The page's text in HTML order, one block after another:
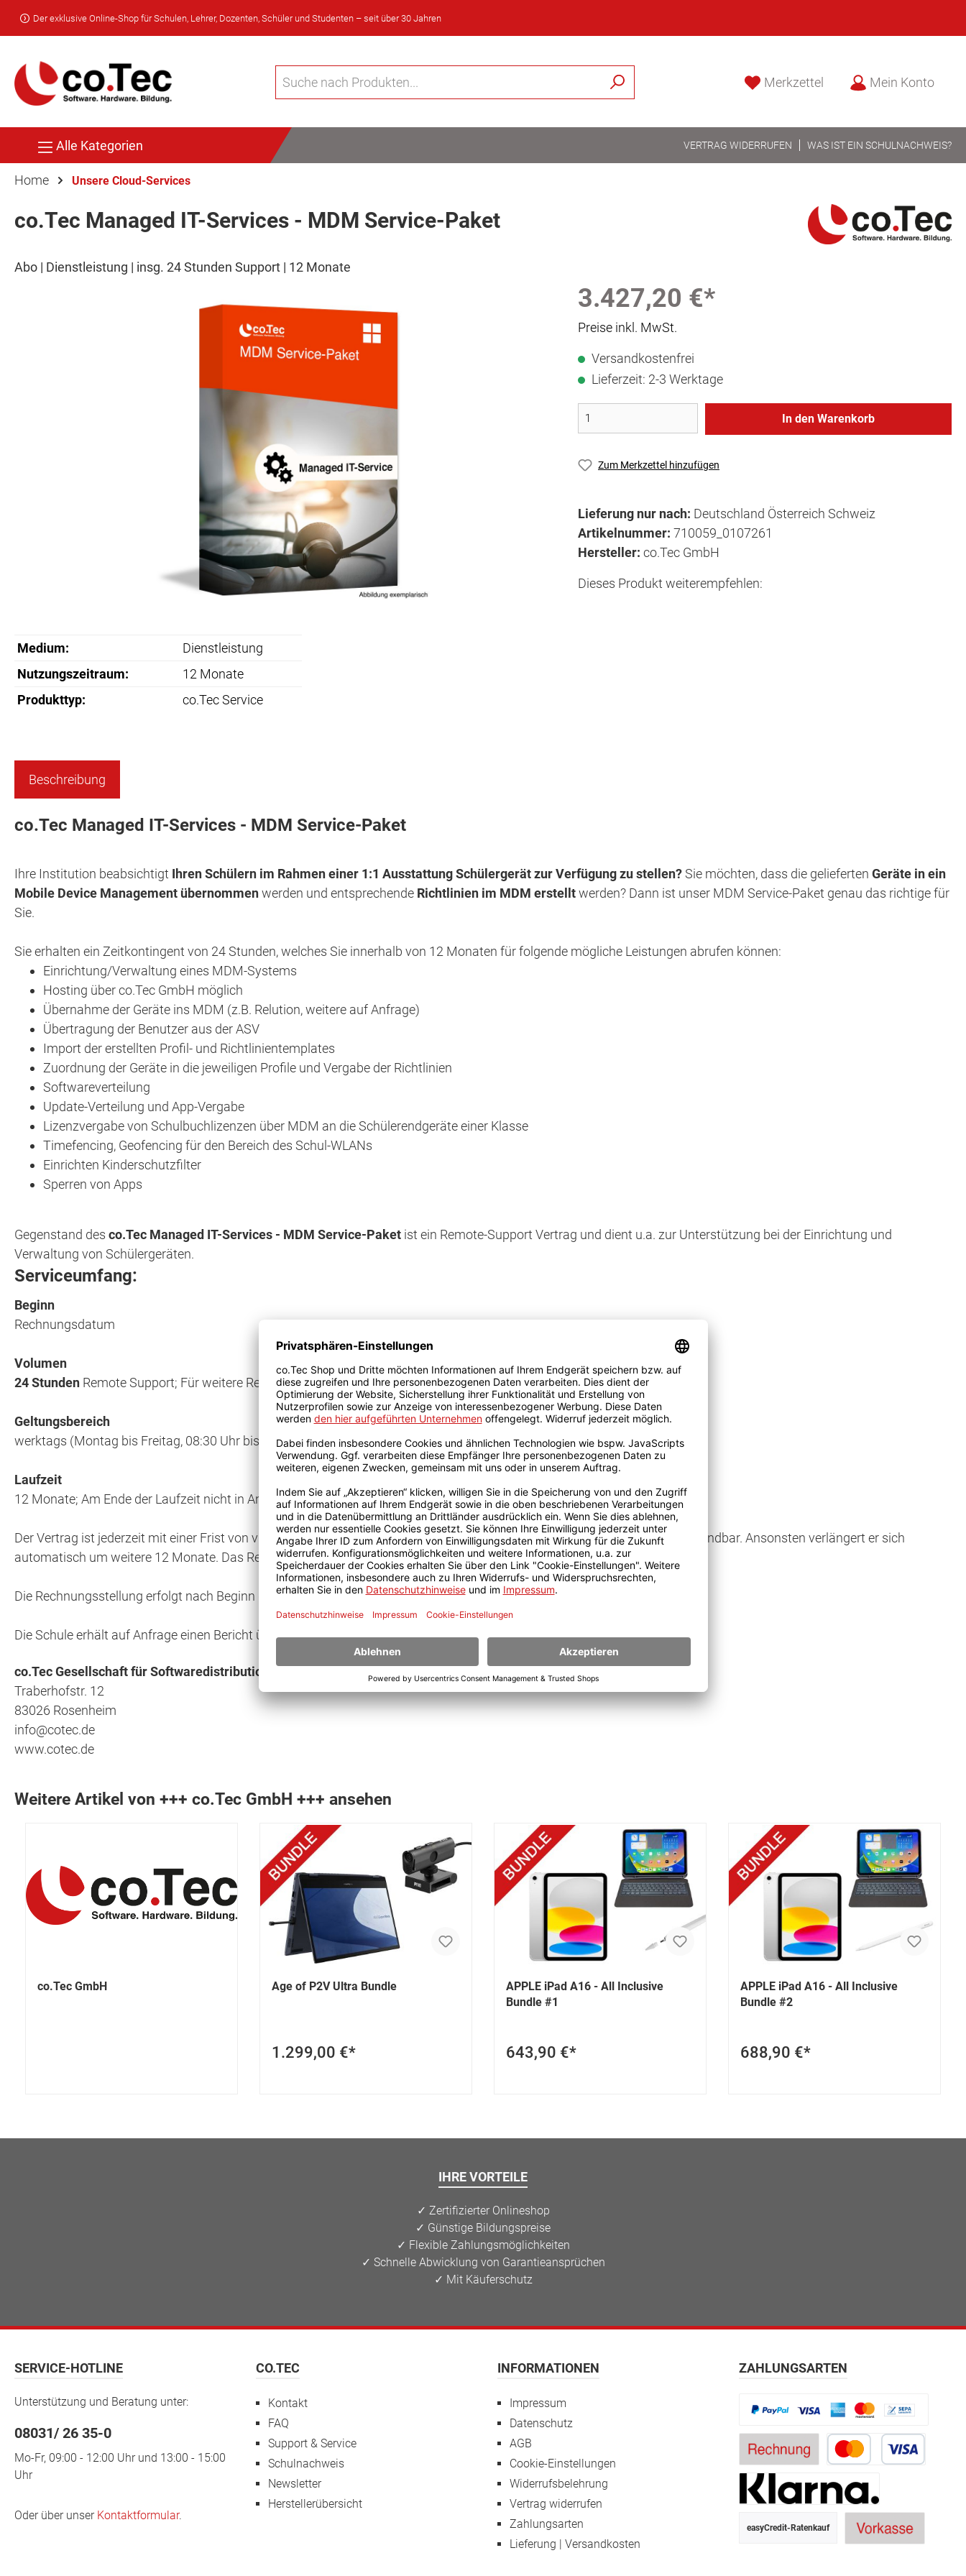
Der exklusive Online-Shop für Schulen, Lehrer, Dozenten, Schüler und Studenten – seit über 30 Jahren
Merkzettel Mein Konto
Alle Kategorien VERTRAG WIDERRUFEN WAS IST EIN SCHULNACHWEIS?
Home Unsere Cloud-Services
co.Tec Managed IT-Services - MDM Service-Paket
Abo | Dienstleistung | insg. 24 Stunden Support | 12 Monate
Medium:
Dienstleistung
Nutzungszeitraum:
12 Monate
Produkttyp:
co.Tec Service
3.427,20 €*
Preise inkl. MwSt.
Versandkostenfrei
Lieferzeit: 2-3 Werktage
In den Warenkorb
Zum Merkzettel hinzufügen
Lieferung nur nach: Deutschland Österreich Schweiz
Artikelnummer: 710059_0107261
Hersteller: co.Tec GmbH
Dieses Produkt weiterempfehlen:
Beschreibung
co.Tec Managed IT-Services - MDM Service-Paket
Ihre Institution beabsichtigt Ihren Schülern im Rahmen einer 1:1 Ausstattung Schülergerät zur Verfügung zu stellen?Sie möchten, dass die gelieferten Geräte in ein
Mobile Device Management übernommenwerden und entsprechende Richtlinien im MDM erstelltwerden? Dann ist unser MDM Service-Paket genau das richtige für
Sie.
Sie erhalten ein Zeitkontingent von 24 Stunden, welches Sie innerhalb von 12 Monaten für folgende mögliche Leistungen abrufen können:
Einrichtung/Verwaltung eines MDM-Systems
Hosting über co.Tec GmbH möglich
Übernahme der Geräte ins MDM (z.B. Relution, weitere auf Anfrage)
Übertragung der Benutzer aus der ASV
Import der erstellten Profil- und Richtlinientemplates
Zuordnung der Geräte in die jeweiligen Profile und Vergabe der Richtlinien
Softwareverteilung
Update-Verteilung und App-Vergabe
Lizenzvergabe von Schulbuchlizenzen über MDM an die Schülerendgeräte einer Klasse
Timefencing, Geofencing für den Bereich des Schul-WLANs
Einrichten Kinderschutzfilter
Sperren von Apps
Gegenstand des co.Tec Managed IT-Services - MDM Service-Paket ist ein Remote-Support Vertrag und dient u.a. zur Unterstützung bei der Einrichtung und
Verwaltung von Schülergeräten.
Serviceumfang:
Beginn
Rechnungsdatum
Volumen
24 Stunden Remote Support; Für weitere Remote-Support-Leistungen werden 120,00 Euro (netto) / Stunde berechnet.
Geltungsbereich
werktags (Montag bis Freitag, 08:30 Uhr bis 17:00 Uhr) innerhalb einer maximalen Responsezeit von 48 Stunden
Laufzeit
12 Monate; Am Ende der Laufzeit nicht in Anspruch genommene Stunden können nicht übertragen werden.
Der Vertrag ist jederzeit mit einer Frist von vier Wochen vor dem Ablaufdatum (Rechnungsdatum + 12 Monate) schriftlich kündbar. Ansonsten verlängert er sich
automatisch um weitere 12 Monate. Das Recht zur außerordentlichen Kündigung aus wichtigem Grund bleibt unberührt.
Die Rechnungsstellung erfolgt nach Beginn der Vereinbarung jährlich.
Die Schule erhält auf Anfrage einen Bericht über die in Anspruch genommenen Stunden.
co.Tec Gesellschaft für Softwaredistribution mbH
Traberhofstr. 12
83026 Rosenheim
info@cotec.de
www.cotec.de
Weitere Artikel von +++ co.Tec GmbH +++ ansehen
co.Tec GmbH Age of P2V Ultra Bundle
1.299,00 €*
APPLE iPad A16 - All Inclusive
Bundle #1
643,90 €*
APPLE iPad A16 - All Inclusive
Bundle #2
688,90 €*
IHRE VORTEILE
✓ Zertifizierter Onlineshop
✓ Günstige Bildungspreise
✓ Flexible Zahlungsmöglichkeiten
✓ Schnelle Abwicklung von Garantieansprüchen
✓ Mit Käuferschutz
SERVICE-HOTLINE
Unterstützung und Beratung unter:
08031/ 26 35-0
Mo-Fr, 09:00 - 12:00 Uhr und 13:00 - 15:00
Uhr
Oder über unser Kontaktformular.
CO.TEC
Kontakt
FAQ
Support & Service
Schulnachweis
Newsletter
Herstellerübersicht
INFORMATIONEN
Impressum
Datenschutz
AGB
Cookie-Einstellungen
Widerrufsbelehrung
Vertrag widerrufen
Zahlungsarten
Lieferung | Versandkosten
ZAHLUNGSARTEN
easyCredit-Ratenkauf